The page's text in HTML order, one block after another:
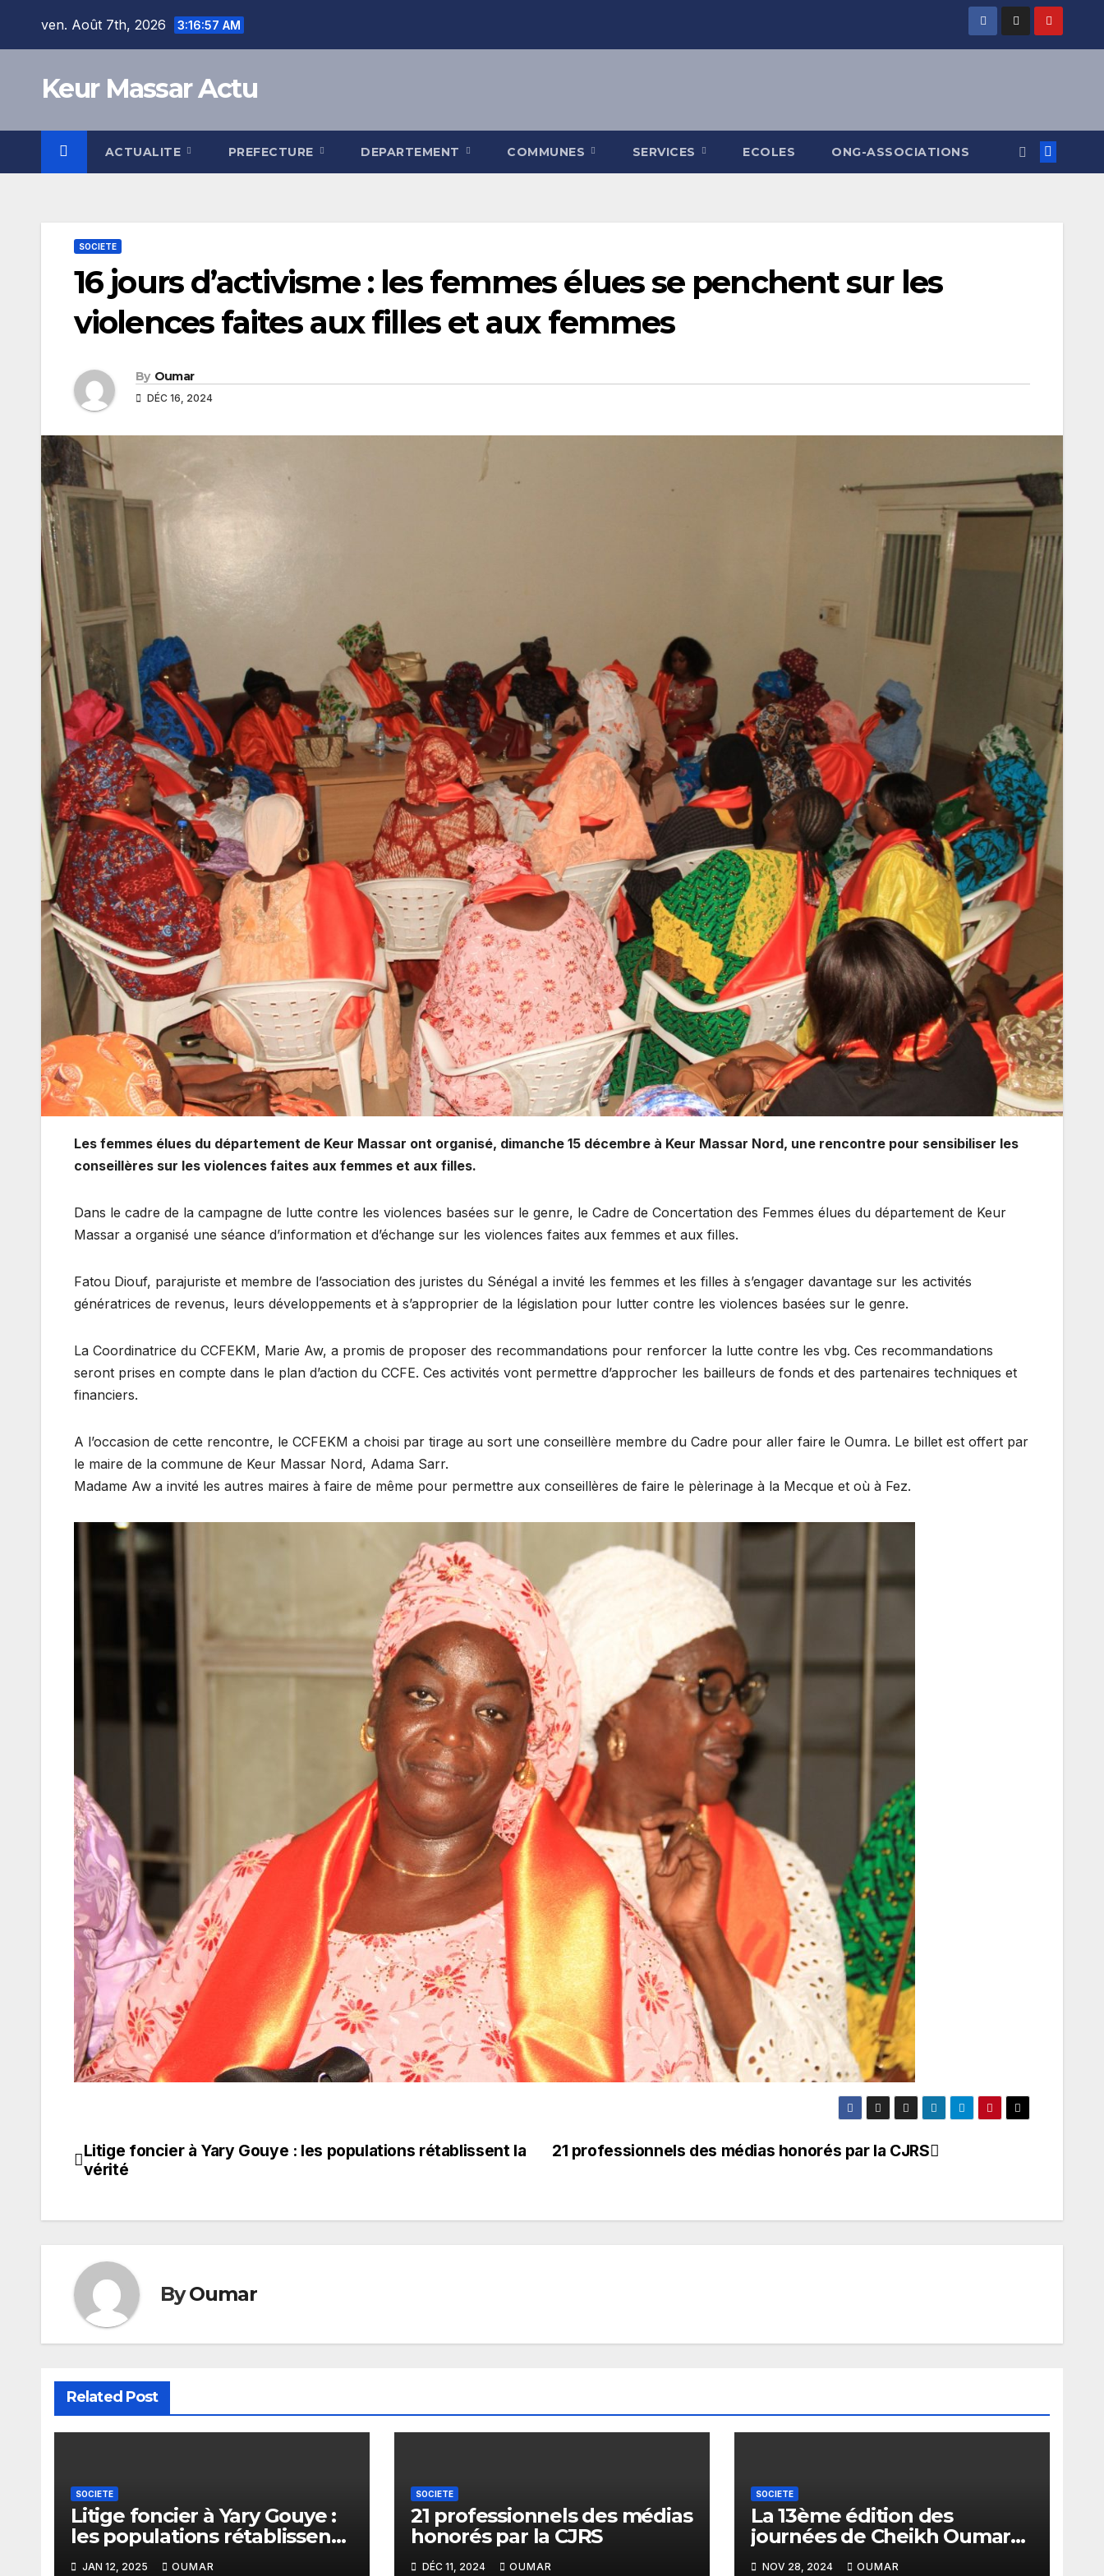
ven. Août 7th, 2026 3:16:58 AM
Keur Massar Actu
ACTUALITE PREFECTURE DEPARTEMENT COMMUNES SERVICES ECOLES ONG-ASSOCIATIONS
SOCIETE
16 jours d’activisme : les femmes élues se penchent sur les
violences faites aux filles et aux femmes
By Oumar
DÉC 16, 2024
Les femmes élues du département de Keur Massar ont organisé, dimanche 15 décembre à Keur Massar Nord, une rencontre pour sensibiliser les
conseillères sur les violences faites aux femmes et aux filles.
Dans le cadre de la campagne de lutte contre les violences basées sur le genre, le Cadre de Concertation des Femmes élues du département de Keur
Massar a organisé une séance d’information et d’échange sur les violences faites aux femmes et aux filles.
Fatou Diouf, parajuriste et membre de l’association des juristes du Sénégal a invité les femmes et les filles à s’engager davantage sur les activités
génératrices de revenus, leurs développements et à s’approprier de la législation pour lutter contre les violences basées sur le genre.
La Coordinatrice du CCFEKM, Marie Aw, a promis de proposer des recommandations pour renforcer la lutte contre les vbg. Ces recommandations
seront prises en compte dans le plan d’action du CCFE. Ces activités vont permettre d’approcher les bailleurs de fonds et des partenaires techniques et
financiers.
A l’occasion de cette rencontre, le CCFEKM a choisi par tirage au sort une conseillère membre du Cadre pour aller faire le Oumra. Le billet est offert par
le maire de la commune de Keur Massar Nord, Adama Sarr.
Madame Aw a invité les autres maires à faire de même pour permettre aux conseillères de faire le pèlerinage à la Mecque et où à Fez.
Navigation
l’article
21 professionnels des médias honorés par la CJRS
Litige foncier à Yary Gouye : les populations rétablissent la
vérité
ByOumar
Related Post
SOCIETE
Litige foncier à Yary Gouye :
les populations rétablissent
la vérité
JAN 12, 2025 OUMAR
SOCIETE
21 professionnels des médias
honorés par la CJRS
DÉC 11, 2024 OUMAR
SOCIETE
La 13ème édition des
journées de Cheikh Oumar
Tall organisée les 29 et 30
NOV 28, 2024 OUMAR